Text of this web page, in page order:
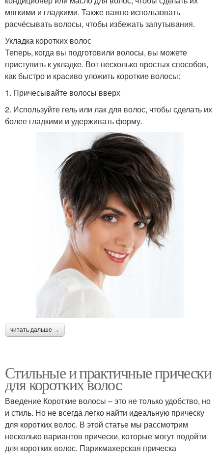
мягкими и гладкими. Также важно использовать
расчёсывать волосы, чтобы избежать запутывания.
Укладка коротких волос
Теперь, когда вы подготовили волосы, вы можете
приступить к укладке. Вот несколько простых способов,
как быстро и красиво уложить короткие волосы:
1. Причесывайте волосы вверх
2. Используйте гель или лак для волос, чтобы сделать их
более гладкими и удерживать форму.
читать дальше →
Стильные и практичные прически
для коротких волос
Введение Короткие волосы – это не только удобство, но
и стиль. Но не всегда легко найти идеальную прическу
для коротких волос. В этой статье мы рассмотрим
несколько вариантов прически, которые могут подойти
для коротких волос. Парикмахерская прическа